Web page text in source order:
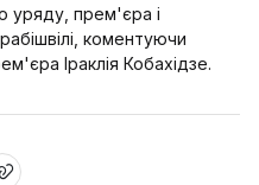
уряду, прем'єра і
коментуючи
Іраклія Кобахідзе.